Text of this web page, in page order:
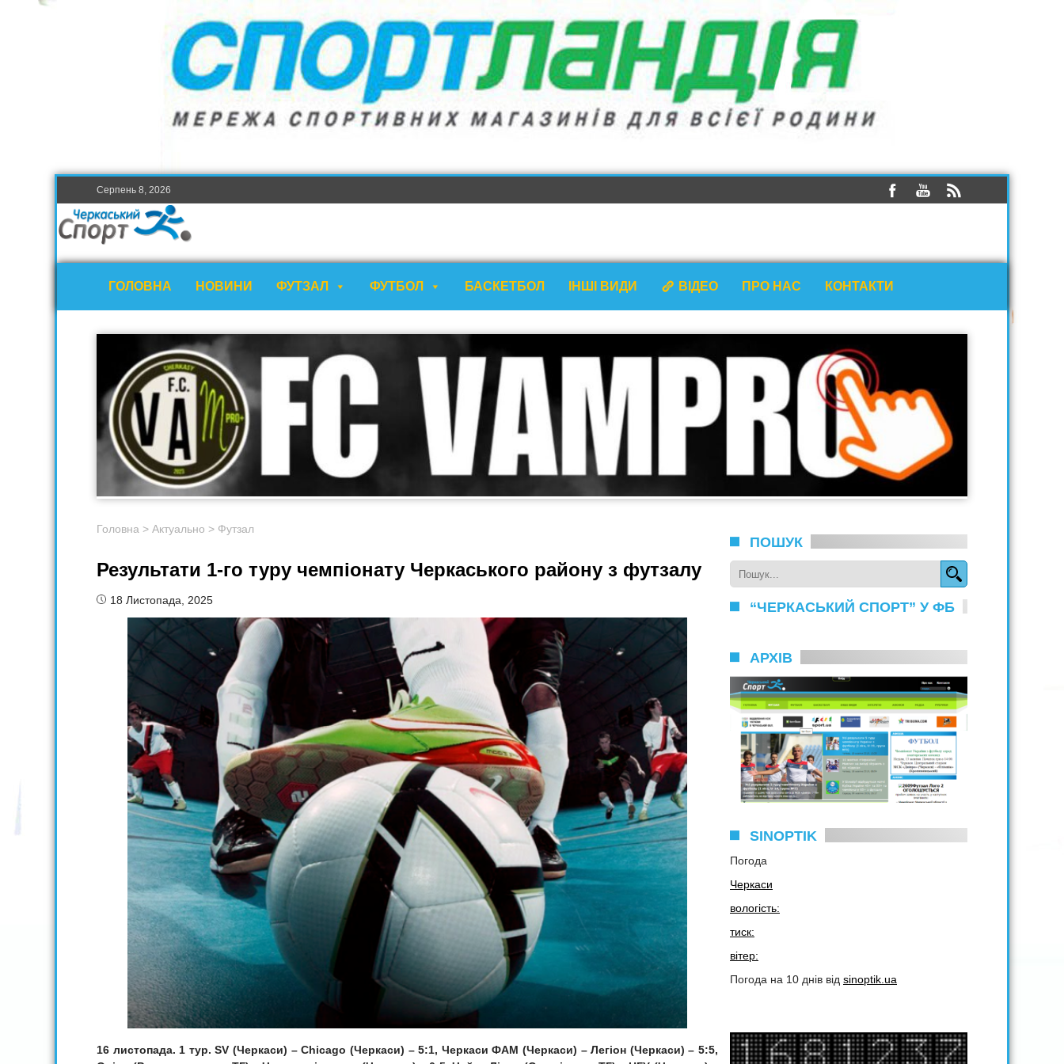
Серпень 8, 2026
ГОЛОВНА НОВИНИ ФУТЗАЛ ФУТБОЛ БАСКЕТБОЛ ІНШІ ВИДИ ВІДЕО ПРО НАС КОНТАКТИ
Головна > Актуально > Футзал
Результати 1-го туру чемпіонату Черкаського району з футзалу
18 Листопада, 2025
16 листопада. 1 тур. SV (Черкаси) – Chicago (Черкаси) – 5:1, Черкаси ФАМ (Черкаси) – Легіон (Черкаси) – 5:5,
ПОШУК
“ЧЕРКАСЬКИЙ СПОРТ” У ФБ
АРХІВ
SINOPTIK
Погода
Черкаси
вологість:
тиск:
вітер:
Погода на 10 днів від sinoptik.ua